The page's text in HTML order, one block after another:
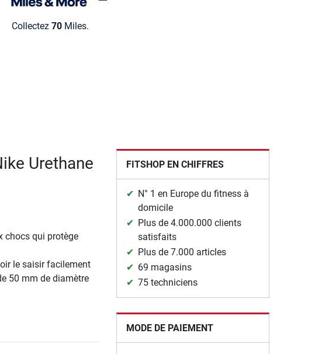
Collectez 70Miles.
Urethane
chocs qui protège
le saisir facilement
50 mm de diamètre
FITSHOP EN CHIFFRES
N° 1 en Europe du fitness à
domicile
Plus de 4.000.000 clients
satisfaits
Plus de 7.000 articles
69 magasins
75 techniciens
MODE DE PAIEMENT